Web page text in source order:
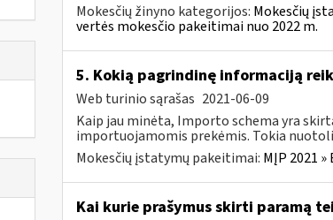
Mokesčių žinyno kategorijos: Mokesčių
vertės mokesčio pakeitimai nuo 2022 m.
5. Kokią pagrindinę informaciją
Web turinio sąrašas 2021-06-09
Kaip jau minėta, Importo schema yra
importuojamomis prekėmis. Tokia
Mokesčių įstatymų pakeitimai: MĮP 2021
Kai kurie prašymus skirti paramą